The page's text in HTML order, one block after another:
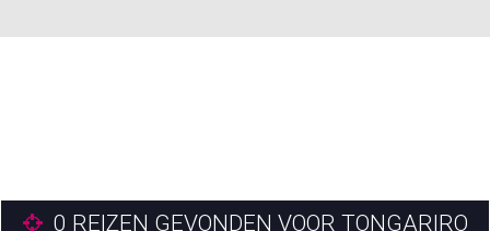
0 REIZEN GEVONDEN VOOR TONGARIRO